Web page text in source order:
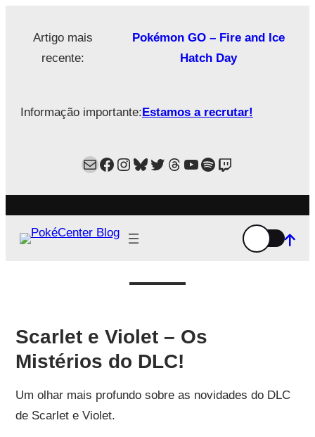
Artigo mais
recente:
Pokémon GO – Fire and Ice
Hatch Day
Informação importante:Estamos a recrutar!
MailFacebook
Instagram
Bluesky
Twitter
Estamos no Threads!
YouTube
Spotify
Twitch
Scarlet e Violet – Os
Mistérios do DLC!
Um olhar mais profundo sobre as novidades do DLC
de Scarlet e Violet.